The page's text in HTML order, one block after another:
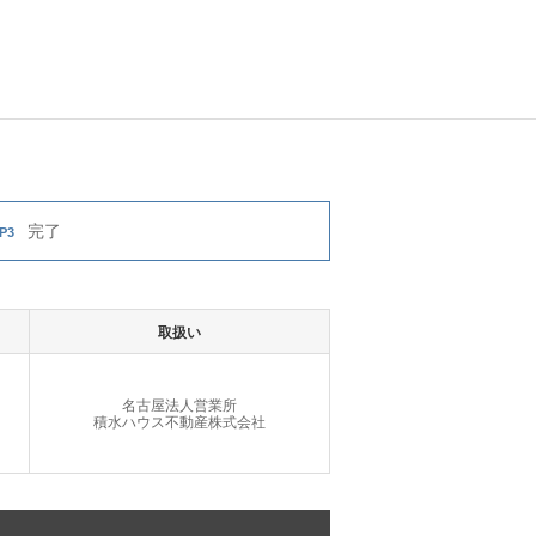
完了
取扱い
名古屋法人営業所
積水ハウス不動産株式会社